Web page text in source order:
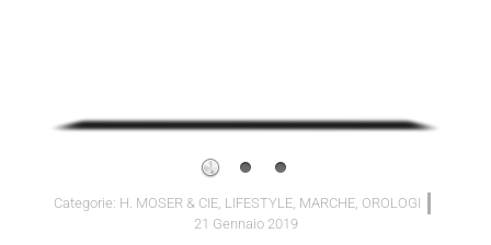
Categorie: H. MOSER & CIE, LIFESTYLE, MARCHE, OROLOGI
21 Gennaio 2019